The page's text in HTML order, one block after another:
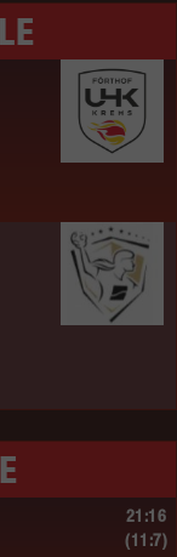
21:16
(11:7)